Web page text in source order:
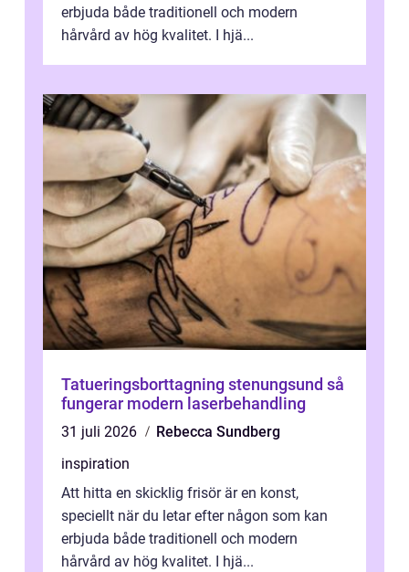
erbjuda både traditionell och modern
hårvård av hög kvalitet. I hjä...
Tatueringsborttagning stenungsund så
fungerar modern laserbehandling
31 juli 2026
Rebecca Sundberg
inspiration
Att hitta en skicklig frisör är en konst,
speciellt när du letar efter någon som kan
erbjuda både traditionell och modern
hårvård av hög kvalitet. I hjä...